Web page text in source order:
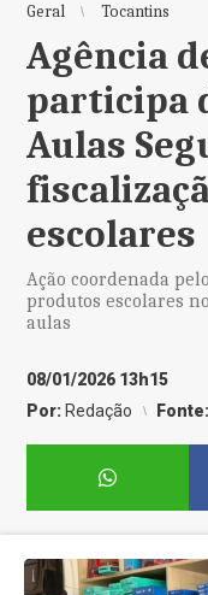
Geral Tocantins
Agência
participa
Aulas
escolares
Ação coordenada
produtos escolares
aulas
08/01/2026 13h15
Por: Redação